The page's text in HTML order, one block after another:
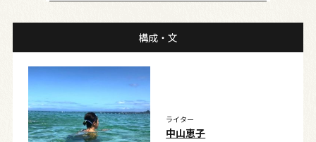
構成・文
ライター
中山恵子